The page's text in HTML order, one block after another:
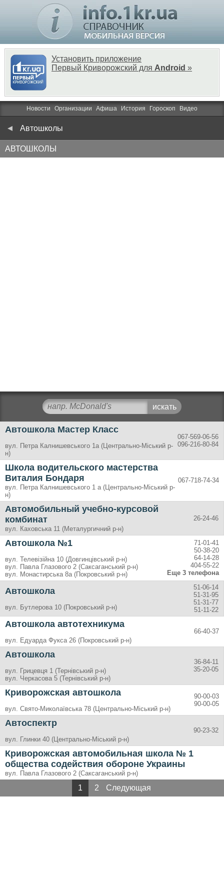
Установить приложение
Первый Криворожский для Android »
Новости Организации Афиша История Гороскоп Видео
Автошколы
АВТОШКОЛЫ
Автошкола Мастер Класс
вул. Петра Калнишевського 1а (Центрально-Міський р-
н)
067-569-06-56
096-216-80-84
Школа водительского мастерства
Виталия Бондаря
вул. Петра Калнишевського 1 а (Центрально-Міський р-
н)
067-718-74-34
Автомобильный учебно-курсовой
комбинат
вул. Каховська 11 (Металургичний р-н)
26-24-46
Автошкола №1
вул. Телевізійна 10 (Довгинцівський р-н)
вул. Павла Глазового 2 (Саксаганський р-н)
вул. Монастирська 8а (Покровський р-н)
71-01-41
50-38-20
64-14-28
404-55-22
Еще 3 телефона
Автошкола
вул. Бутлерова 10 (Покровський р-н)
51-06-14
51-31-95
51-31-77
51-11-22
Автошкола автотехникума
вул. Едуарда Фукса 26 (Покровський р-н)
66-40-37
Автошкола
вул. Грицевця 1 (Тернівський р-н)
вул. Черкасова 5 (Тернівський р-н)
36-84-11
35-20-05
Криворожская автошкола
вул. Свято-Миколаївська 78 (Центрально-Міський р-н)
90-00-03
90-00-05
Автоспектр
вул. Глинки 40 (Центрально-Міський р-н)
90-23-32
Криворожская автомобильная школа № 1
общества содействия обороне Украины
вул. Павла Глазового 2 (Саксаганський р-н)
1 2 Следующая